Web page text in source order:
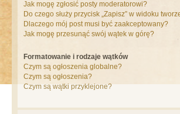
Jak mogę zgłosić posty moderatorowi?
Do czego służy przycisk „Zapisz” w widoku
Dlaczego mój post musi być zaakceptowany?
Jak mogę przesunąć swój wątek w górę?
Formatowanie i rodzaje wątków
Czym są ogłoszenia globalne?
Czym są ogłoszenia?
Czym są wątki przyklejone?